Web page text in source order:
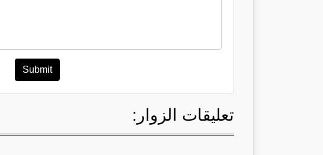
Submit
تعليقات الزوار: